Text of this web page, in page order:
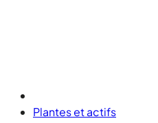
Plantes et actifs